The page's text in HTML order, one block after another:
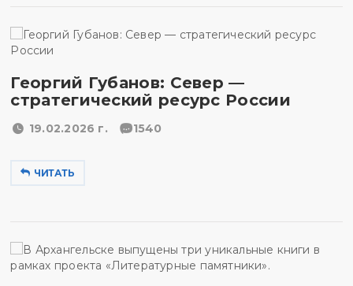
Георгий Губанов: Север —
стратегический ресурс России
19.02.2026 г. 1540
ЧИТАТЬ